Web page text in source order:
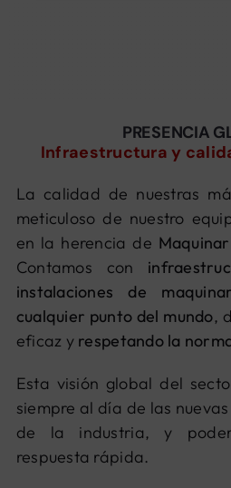
PRESENCIA
Infraestructura y
La calidad de nuestras
meticuloso de nuestro
en la herencia de
Contamos con
instalaciones de
cualquier punto del mundo,
eficaz y respetando la
Esta visión global del
siempre al día de las
de la industria, y
respuesta rápida.